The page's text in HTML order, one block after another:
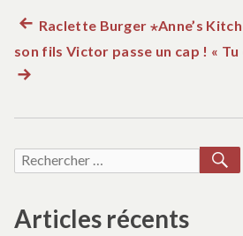
Navigation
de
l’article
Article
précédent :
Raclette Burger ⋆Anne’s
son fils Victor passe un cap ! «
Recherche
Articles récents